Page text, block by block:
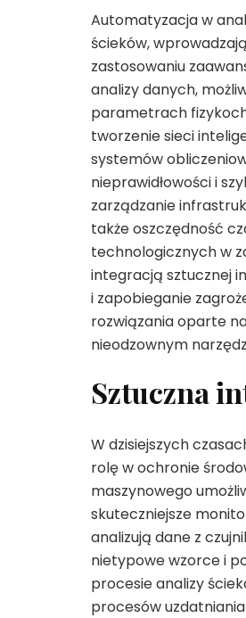
Automatyzacja w
ścieków,
zastosowaniu
analizy danych,
parametrach
tworzenie sieci
systemów
nieprawidłowości i
zarządzanie
także oszczędność
technologicznych w
integracją sztucznej
i zapobieganie
rozwiązania oparte
nieodzownym
Sztuczna
W dzisiejszych
rolę w ochronie
maszynowego
skuteczniejsze
analizują dane z
nietypowe wzorce i
procesie analizy
procesów